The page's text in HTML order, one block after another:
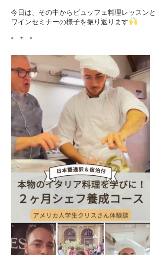
今日は、その中からビュッフェ料理レッスンと
ワインセミナーの様子を振り返ります
* * *